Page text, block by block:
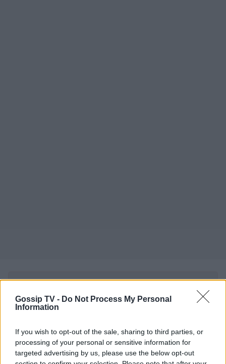
Gossip TV - Do Not Process My Personal
Information
If you wish to opt-out of the sale, sharing to third parties, or
processing of your personal or sensitive information for
targeted advertising by us, please use the below opt-out
ειδήσεις στην Google
«Αυτή την εποχή, κάθε δουλειά τη μετράς